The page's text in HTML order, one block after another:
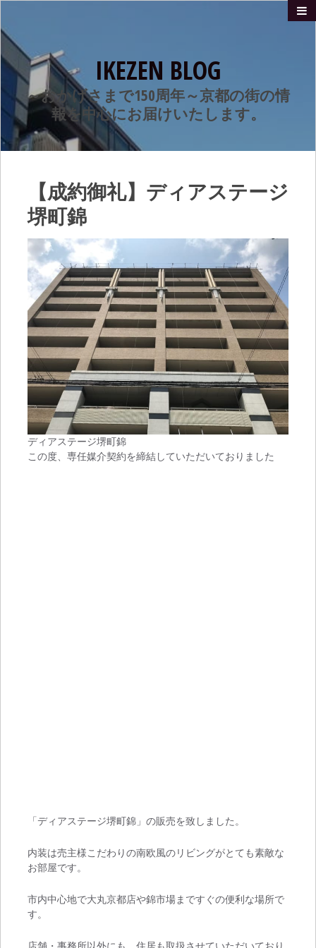
IKEZEN BLOG
～おかげさまで150周年～京都の街の情
報を中心にお届けいたします。
【成約御礼】ディアステージ
堺町錦
ディアステージ堺町錦
この度、専任媒介契約を締結していただいておりました
「ディアステージ堺町錦」の販売を致しました。
内装は売主様こだわりの南欧風のリビングがとても素敵な
お部屋です。
市内中心地で大丸京都店や錦市場まですぐの便利な場所で
す。